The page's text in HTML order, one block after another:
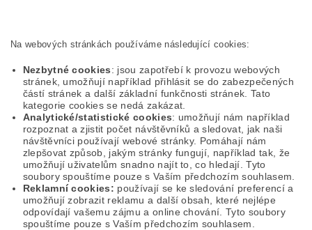
Na webových stránkách používáme následující cookies:
Nezbytné cookies: jsou zapotřebí k provozu webových
stránek, umožňují například přihlásit se do zabezpečených
částí stránek a další základní funkčnosti stránek. Tato
kategorie cookies se nedá zakázat.
Analytické/statistické cookies: umožňují nám například
rozpoznat a zjistit počet návštěvníků a sledovat, jak naši
návštěvníci používají webové stránky. Pomáhají nám
zlepšovat způsob, jakým stránky fungují, například tak, že
umožňují uživatelům snadno najít to, co hledají. Tyto
soubory spouštíme pouze s Vaším předchozím souhlasem.
Reklamní cookies: používají se ke sledování preferencí a
umožňují zobrazit reklamu a další obsah, které nejlépe
odpovídají vašemu zájmu a online chování. Tyto soubory
spouštíme pouze s Vaším předchozím souhlasem.